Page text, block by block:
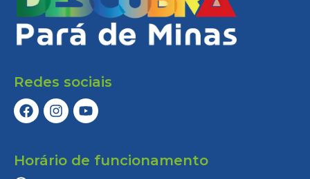
Redes sociais
Horário de funcionamento